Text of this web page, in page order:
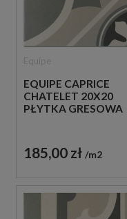
EQUIPE CAPRICE
CHATELET 20X20
PŁYTKA GRESOWA
185,00 zł m2